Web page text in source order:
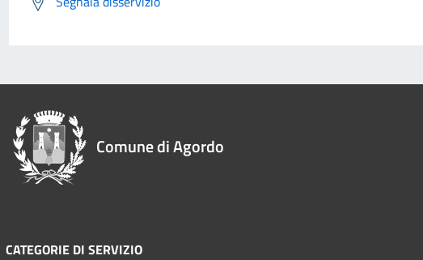
Comune di Agordo
CATEGORIE DI SERVIZIO